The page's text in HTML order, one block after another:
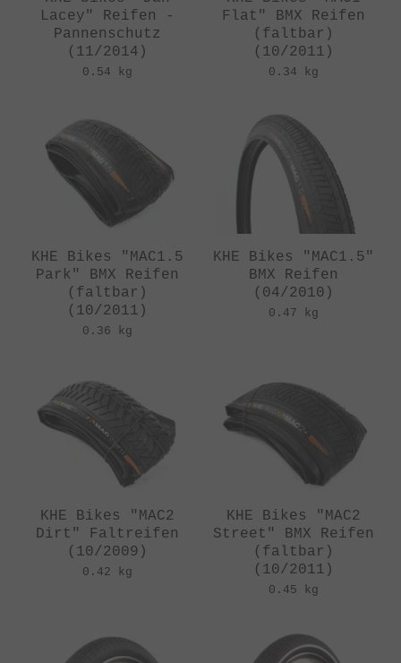
Lacey" Reifen -
Pannenschutz
(11/2014)
0.54 kg
Flat" BMX Reifen
(faltbar)
(10/2011)
0.34 kg
KHE Bikes "MAC1.5
Park" BMX Reifen
(faltbar)
(10/2011)
0.36 kg
KHE Bikes "MAC1.5"
BMX Reifen
(04/2010)
0.47 kg
KHE Bikes "MAC2
Dirt" Faltreifen
(10/2009)
0.42 kg
KHE Bikes "MAC2
Street" BMX Reifen
(faltbar)
(10/2011)
0.45 kg